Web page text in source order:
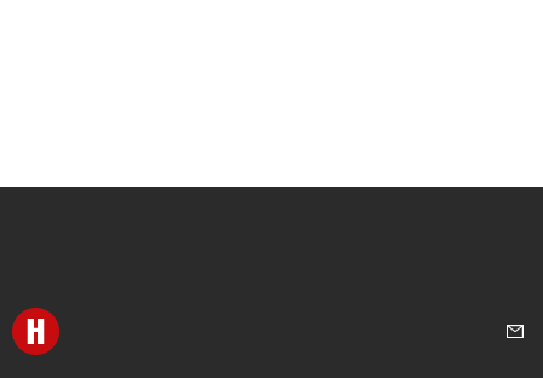
Перейти на главную